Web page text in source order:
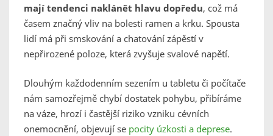
mají tendenci naklánět hlavu dopředu, což má
časem značný vliv na bolesti ramen a krku. Spousta
lidí má při smskování a chatování zápěstí v
nepřirozené poloze, která zvyšuje svalové napětí.
Dlouhým každodenním sezením u tabletu či počítače
nám samozřejmě chybí dostatek pohybu, přibíráme
na váze, hrozí i častější riziko vzniku cévních
onemocnění, objevují se pocity úzkosti a deprese.